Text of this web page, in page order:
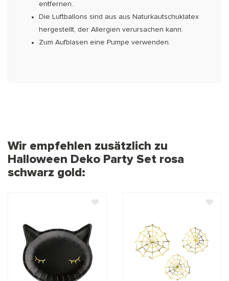
entfernen.
Die Luftballons sind aus aus Naturkautschuklatex
hergestellt, der Allergien verursachen kann.
Zum Aufblasen eine Pumpe verwenden.
Wir empfehlen zusätzlich zu
Halloween Deko Party Set rosa
schwarz gold: